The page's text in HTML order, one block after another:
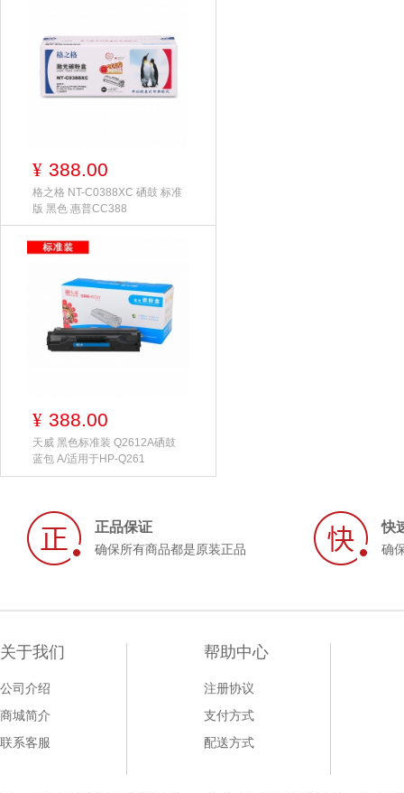
¥ 388.00
格之格 NT-C0388XC 硒鼓 标准
版 黑色 惠普CC388
¥ 388.00
天威 黑色标准装 Q2612A硒鼓
蓝包 A/适用于HP-Q261
正品保证
确保所有商品都是原装正品
快
确
关于我们
公司介绍
商城简介
联系客服
帮助中心
注册协议
支付方式
配送方式